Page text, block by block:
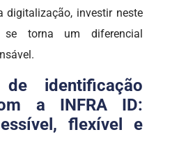
digitalização, investir neste
torna um diferencial
de identificação
a INFRA ID:
flexível e